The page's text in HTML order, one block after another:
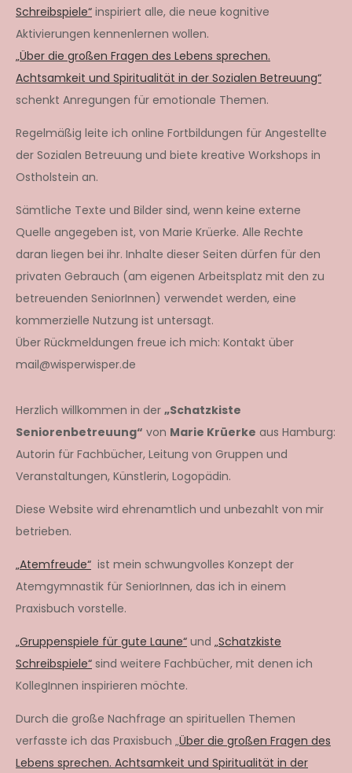
Schreibspiele“ inspiriert alle, die neue kognitive
Aktivierungen kennenlernen wollen.
„Über die großen Fragen des Lebens sprechen.
Achtsamkeit und Spiritualität in der Sozialen Betreuung“
schenkt Anregungen für emotionale Themen.
Regelmäßig leite ich online Fortbildungen für Angestellte
der Sozialen Betreuung und biete kreative Workshops in
Ostholstein an.
Sämtliche Texte und Bilder sind, wenn keine externe
Quelle angegeben ist, von Marie Krüerke. Alle Rechte
daran liegen bei ihr. Inhalte dieser Seiten dürfen für den
privaten Gebrauch (am eigenen Arbeitsplatz mit den zu
betreuenden SeniorInnen) verwendet werden, eine
kommerzielle Nutzung ist untersagt.
Über Rückmeldungen freue ich mich: Kontakt über
mail@wisperwisper.de
Herzlich willkommen in der „Schatzkiste
Seniorenbetreuung“ von Marie Krüerke aus Hamburg:
Autorin für Fachbücher, Leitung von Gruppen und
Veranstaltungen, Künstlerin, Logopädin.
Diese Website wird ehrenamtlich und unbezahlt von mir
betrieben.
„Atemfreude“ ist mein schwungvolles Konzept der
Atemgymnastik für SeniorInnen, das ich in einem
Praxisbuch vorstelle.
„Gruppenspiele für gute Laune“ und „Schatzkiste
Schreibspiele“ sind weitere Fachbücher, mit denen ich
KollegInnen inspirieren möchte.
Durch die große Nachfrage an spirituellen Themen
verfasste ich das Praxisbuch „Über die großen Fragen des
Lebens sprechen. Achtsamkeit und Spiritualität in der